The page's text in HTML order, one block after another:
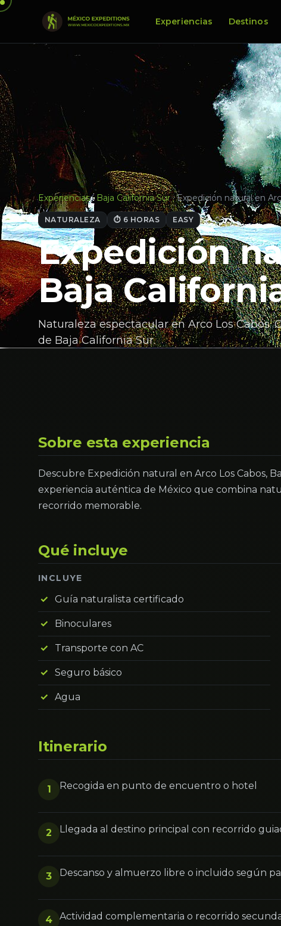
Experiencias Destinos
Experiencias · Baja California Sur · Expedición natural en
NATURALEZA ⏱ 6 HORAS EASY
Expedición
Baja
Naturaleza espectacular en Arco Los
de Baja California Sur.
Sobre esta experiencia
Descubre Expedición natural en Arco Los Cabos,
experiencia auténtica de México que combina
recorrido memorable.
Qué incluye
INCLUYE
Guía naturalista certificado
Binoculares
Transporte con AC
Seguro básico
Agua
Itinerario
1 Recogida en punto de encuentro o hotel
2 Llegada al destino principal con recorrido
3 Descanso y almuerzo libre o incluido según
4 Actividad complementaria o recorrido